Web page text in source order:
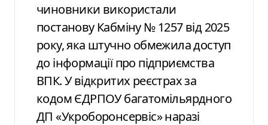
чиновники використали
постанову Кабміну № 1257 від 2025
року, яка штучно обмежила доступ
до інформації про підприємства
ВПК. У відкритих реєстрах за
кодом ЄДРПОУ багатомільярдного
ДП «Укроборонсервіс» наразі